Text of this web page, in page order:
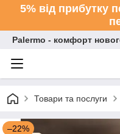
5% від прибутку
Palermo - комфорт
Товари та послуги
–22%